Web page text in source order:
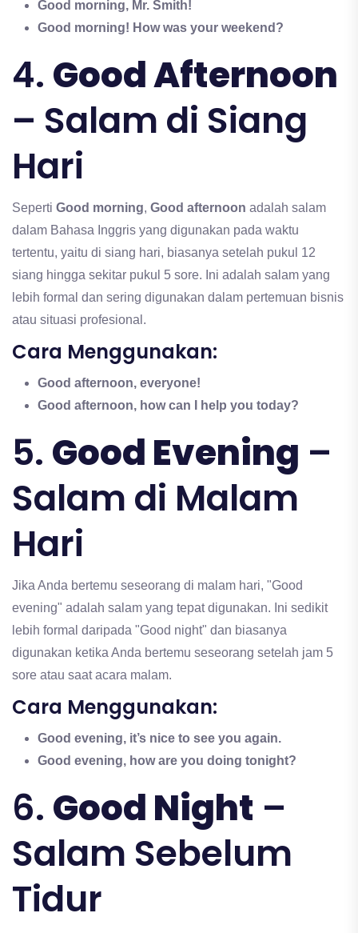
Good morning, Mr. Smith!
Good morning! How was your weekend?
4. Good Afternoon
– Salam di Siang
Hari
Seperti Good morning, Good afternoon adalah salam
dalam Bahasa Inggris yang digunakan pada waktu
tertentu, yaitu di siang hari, biasanya setelah pukul 12
siang hingga sekitar pukul 5 sore. Ini adalah salam yang
lebih formal dan sering digunakan dalam pertemuan bisnis
atau situasi profesional.
Cara Menggunakan:
Good afternoon, everyone!
Good afternoon, how can I help you today?
5. Good Evening –
Salam di Malam
Hari
Jika Anda bertemu seseorang di malam hari, "Good
evening" adalah salam yang tepat digunakan. Ini sedikit
lebih formal daripada "Good night" dan biasanya
digunakan ketika Anda bertemu seseorang setelah jam 5
sore atau saat acara malam.
Cara Menggunakan:
Good evening, it’s nice to see you again.
Good evening, how are you doing tonight?
6. Good Night –
Salam Sebelum
Tidur